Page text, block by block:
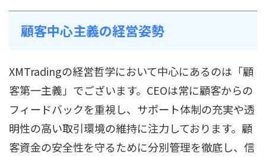
顧客中心主義の経営姿勢
XMTradingの経営哲学において中心にあるのは「顧
客第一主義」でございます。CEOは常に顧客からの
フィードバックを重視し、サポート体制の充実や透
明性の高い取引環境の維持に注力しております。顧
客資金の安全性を守るために分別管理を徹底し、信